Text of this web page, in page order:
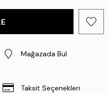
Mağazada Bul
Taksit Seçenekleri